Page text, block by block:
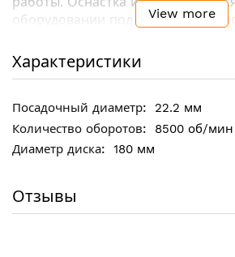
оборудовании под строгим
Технические характеристики:
Диаметр: 180 мм
Толщина: 1.6 мм
Посадочный диаметр: 22.2 мм
Форма: прямой
Максимальное количество
View more
Характеристики
22.2 мм
8500 об/мин
180 мм
Отзывы